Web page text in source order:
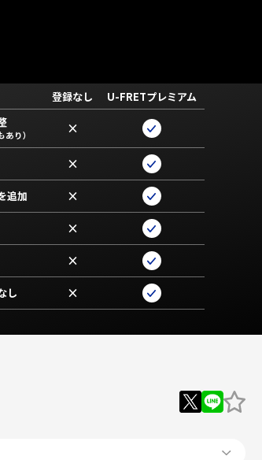
登録なし
U-FRETプレミアム
り） ×
×
追加 ×
×
×
し ×